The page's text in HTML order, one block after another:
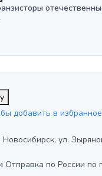
добавить в избранное
Новосибирск, ул.
Отправка по России по